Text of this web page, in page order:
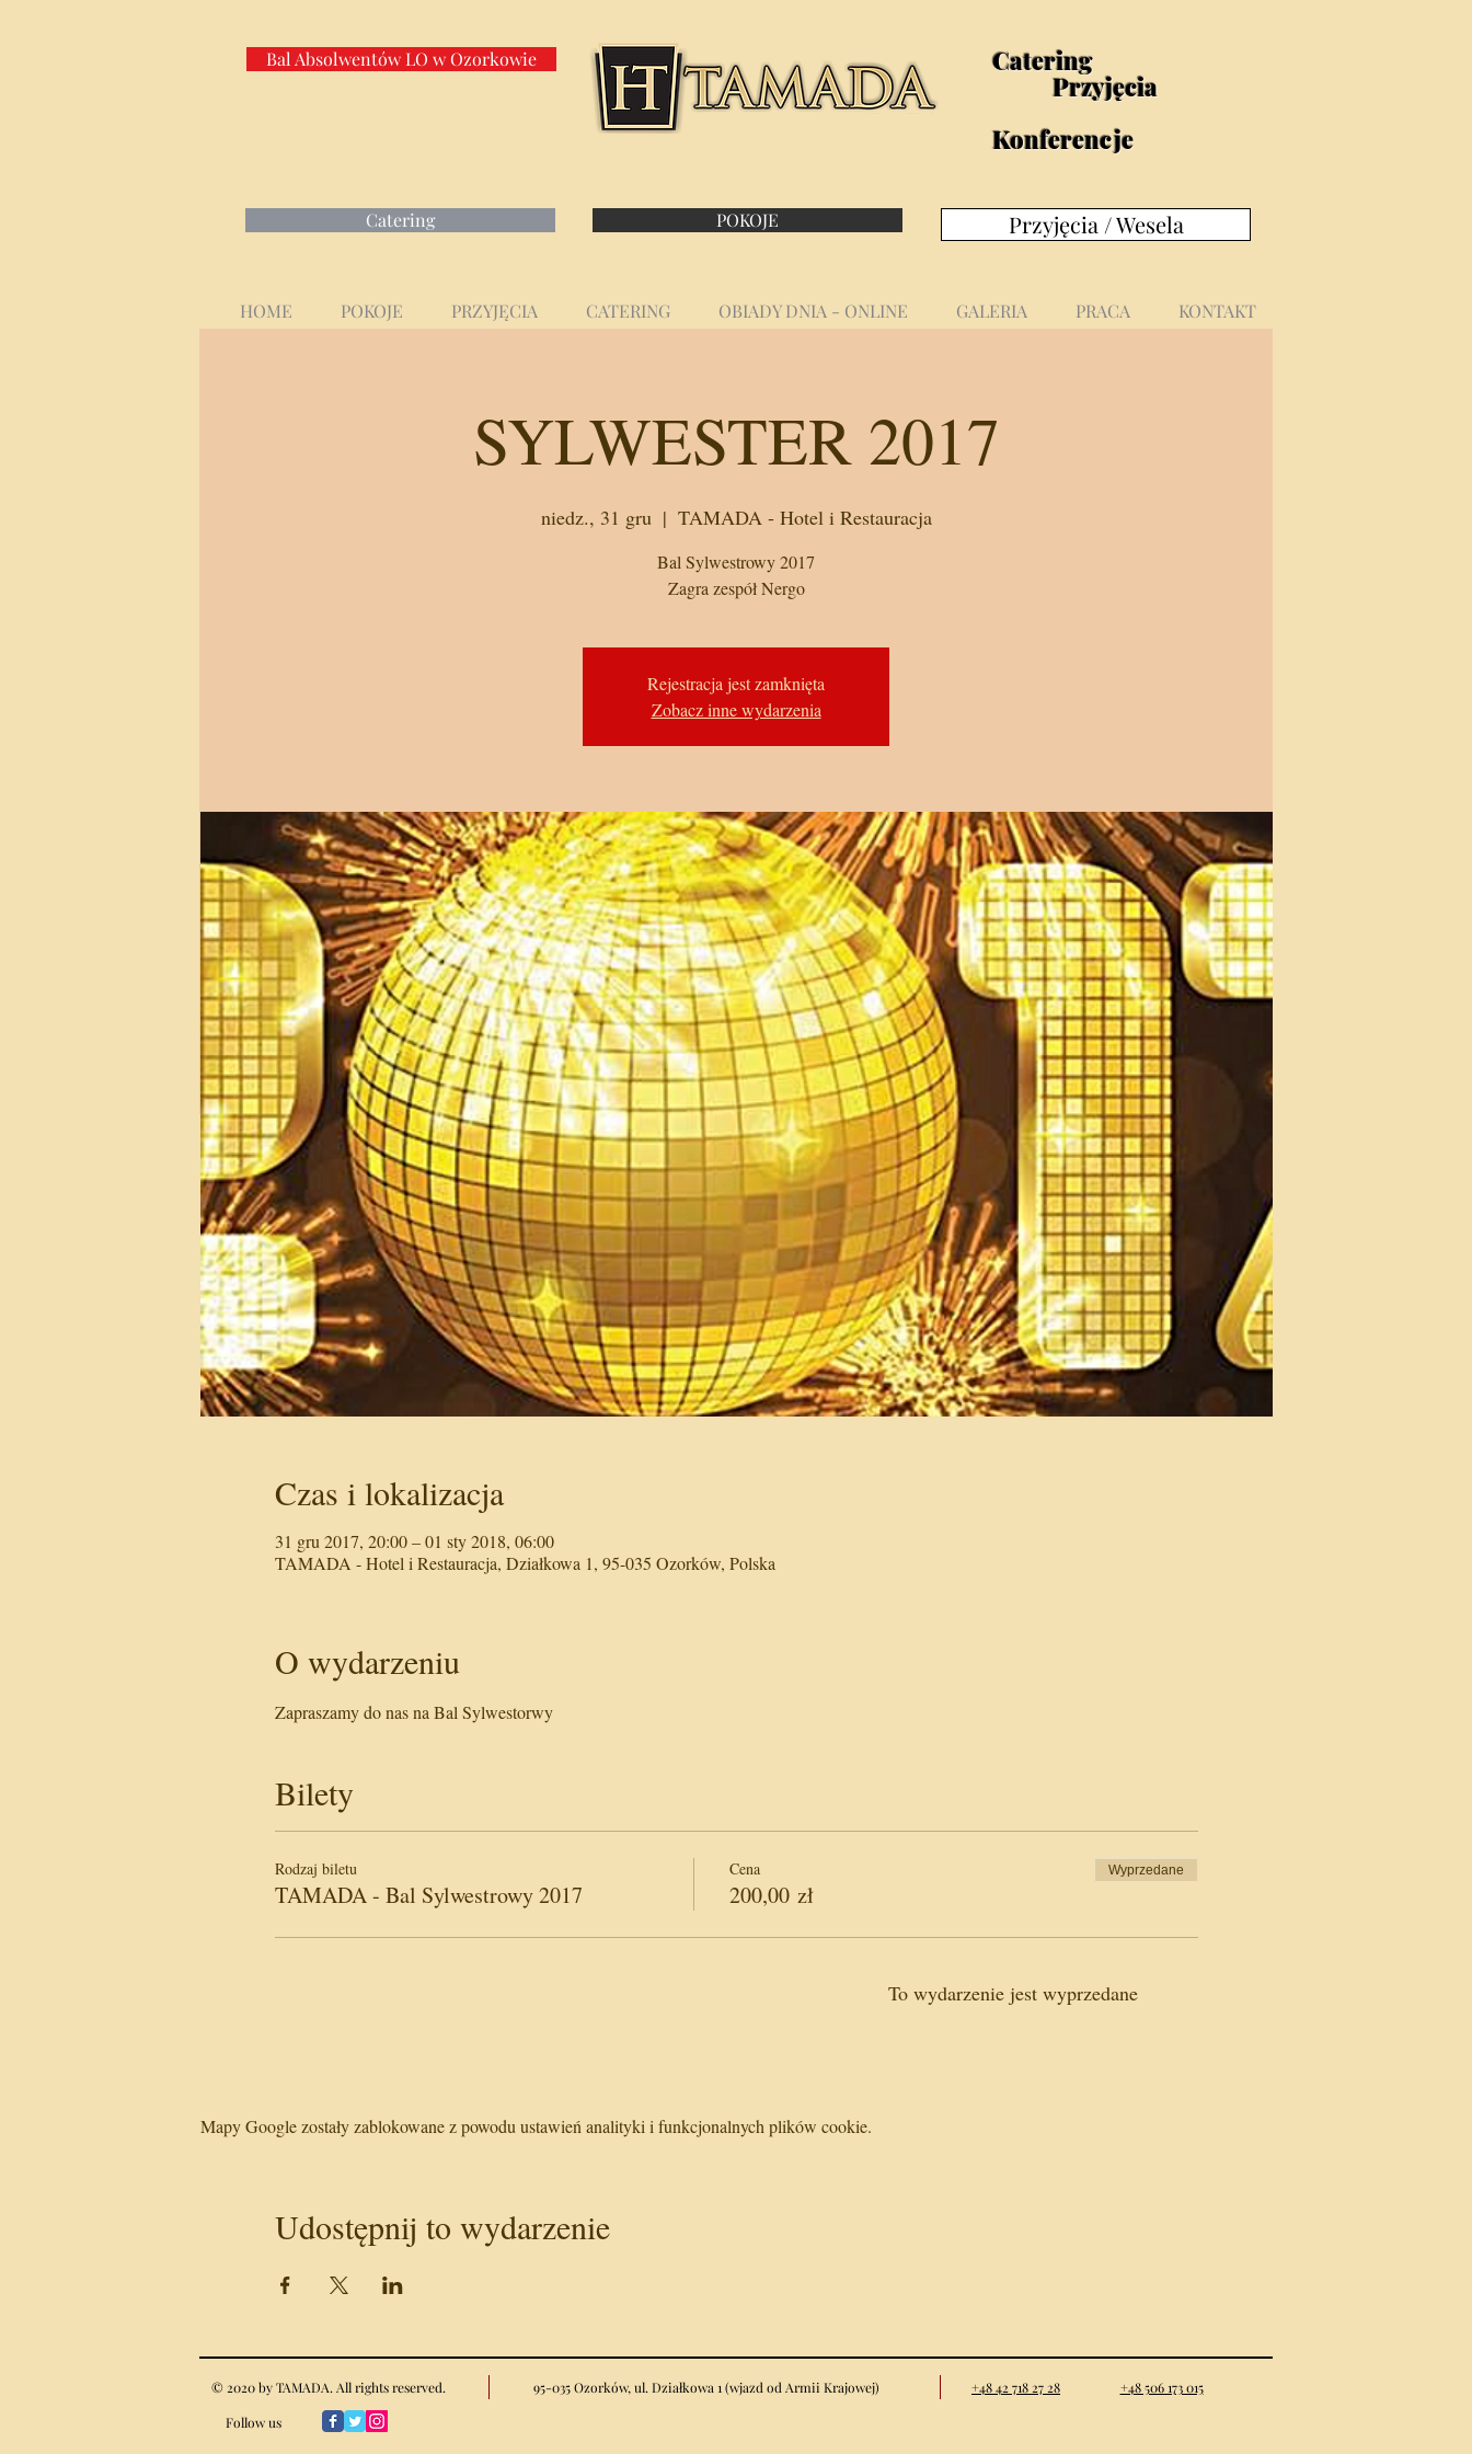
Bal Absolwentów LO w Ozorkowie
Catering
Przyjęcia
Konferencje
Catering POKOJE Przyjęcia / Wesela
HOME POKOJE PRZYJĘCIA CATERING OBIADY DNIA - ONLINE GALERIA PRACA KONTAKT
SYLWESTER 2017
niedz., 31 gru
  |
TAMADA - Hotel i Restauracja
Bal Sylwestrowy 2017
Zagra zespół Nergo
Rejestracja jest zamknięta
Zobacz inne wydarzenia
Czas i lokalizacja
31 gru 2017, 20:00 – 01 sty 2018, 06:00
TAMADA - Hotel i Restauracja, Działkowa 1, 95-035 Ozorków, Polska
O wydarzeniu
Zapraszamy do nas na Bal Sylwestorwy
Bilety
Rodzaj biletu
TAMADA - Bal Sylwestrowy 2017
Cena
200,00 zł
Wyprzedane
To wydarzenie jest wyprzedane
Mapy Google zostały zablokowane z powodu ustawień analityki i funkcjonalnych plików cookie.
Udostępnij to wydarzenie
© 2020 by TAMADA. All rights reserved. 95-035 Ozorków, ul. Działkowa 1 (wjazd od Armii Krajowej)
Follow us
+48 42 718 27 28 +48 506 173 015